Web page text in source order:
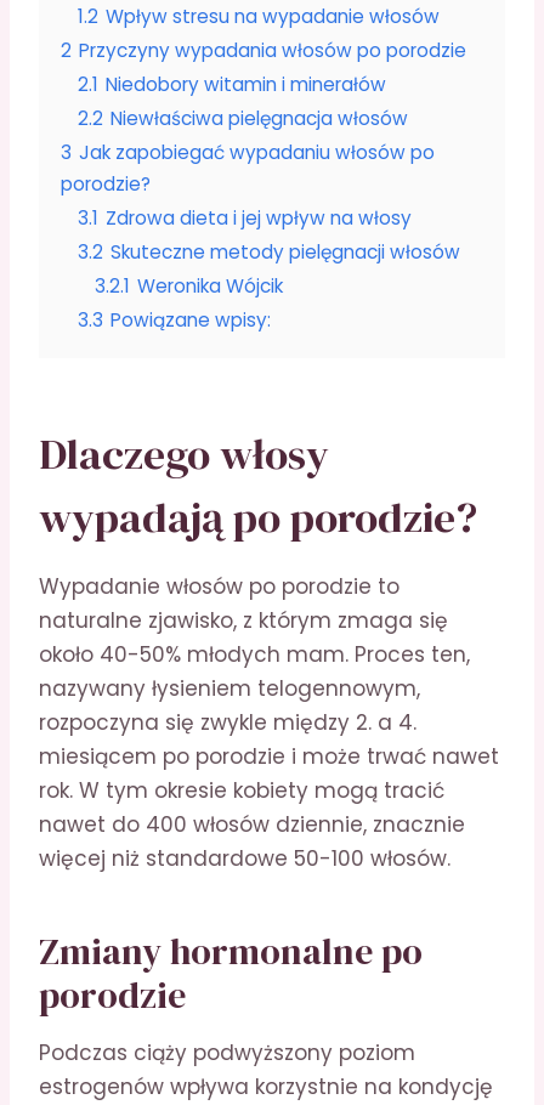
1.2 Wpływ stresu na wypadanie włosów
2 Przyczyny wypadania włosów po porodzie
2.1 Niedobory witamin i minerałów
2.2 Niewłaściwa pielęgnacja włosów
3 Jak zapobiegać wypadaniu włosów po
porodzie?
3.1 Zdrowa dieta i jej wpływ na włosy
3.2 Skuteczne metody pielęgnacji włosów
3.2.1 Weronika Wójcik
3.3 Powiązane wpisy:
Dlaczego włosy
wypadają po porodzie?
Wypadanie włosów po porodzie to
naturalne zjawisko, z którym zmaga się
około 40-50% młodych mam. Proces ten,
nazywany łysieniem telogennowym,
rozpoczyna się zwykle między 2. a 4.
miesiącem po porodzie i może trwać nawet
rok. W tym okresie kobiety mogą tracić
nawet do 400 włosów dziennie, znacznie
więcej niż standardowe 50-100 włosów.
Zmiany hormonalne po
porodzie
Podczas ciąży podwyższony poziom
estrogenów wpływa korzystnie na kondycję